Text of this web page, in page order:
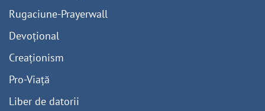
Rugaciune-Prayerwall
Devoțional
Creaționism
Pro-Viață
Liber de datorii